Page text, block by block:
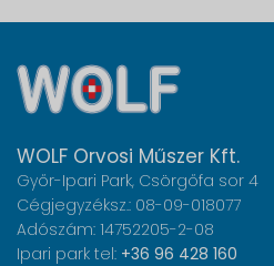
WOLF Orvosi Műszer Kft.
Győr-Ipari Park, Csörgőfa sor 4
Cégjegyzéksz.: 08-09-018077
Adószám: 14752205-2-08
Ipari park tel: +36 96 428 160